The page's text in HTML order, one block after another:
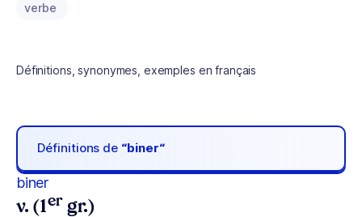
verbe
Définitions, synonymes, exemples en français
Définitions de “biner“
biner
v. (1er gr.)